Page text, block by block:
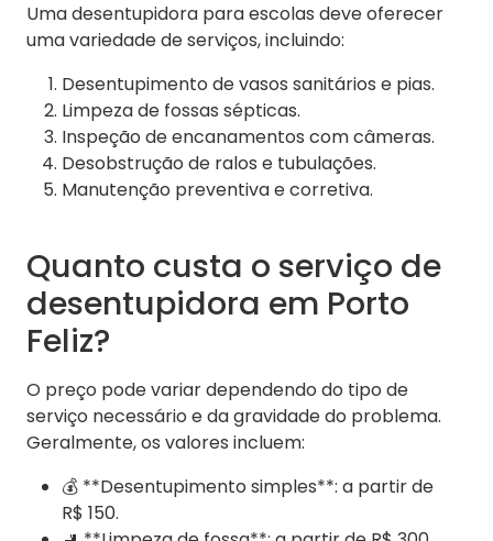
Uma desentupidora para escolas deve oferecer
uma variedade de serviços, incluindo:
Desentupimento de vasos sanitários e pias.
Limpeza de fossas sépticas.
Inspeção de encanamentos com câmeras.
Desobstrução de ralos e tubulações.
Manutenção preventiva e corretiva.
Quanto custa o serviço de
desentupidora em Porto
Feliz?
O preço pode variar dependendo do tipo de
serviço necessário e da gravidade do problema.
Geralmente, os valores incluem:
💰 **Desentupimento simples**: a partir de
R$ 150.